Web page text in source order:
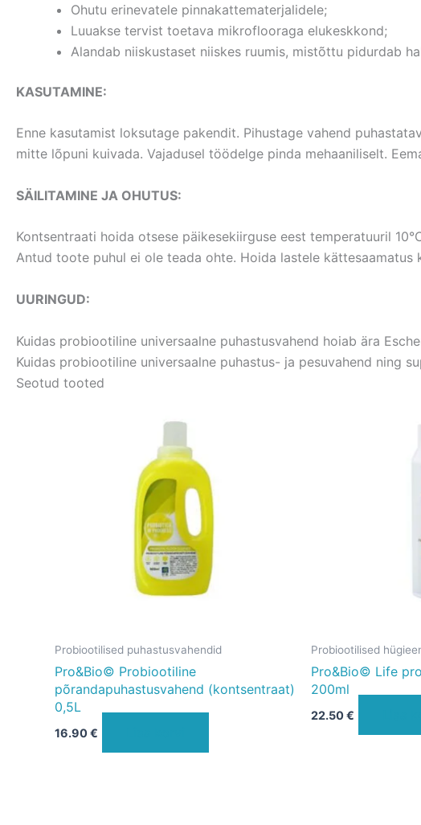
Ohutu erinevatele pinnakattematerjalidele;
Luuakse tervist toetava mikroflooraga elukeskkond;
Alandab niiskustaset niiskes ruumis, mistõttu pidurdab
KASUTAMINE:
Enne kasutamist loksutage pakendit. Pihustage vahend
mitte lõpuni kuivada. Vajadusel töödelge pinda mehaaniliselt.
SÄILITAMINE JA OHUTUS:
Kontsentraati hoida otsese päikesekiirguse eest temperatuuril
Antud toote puhul ei ole teada ohte. Hoida lastele kättesaamatus
UURINGUD:
Kuidas probiootiline universaalne puhastusvahend hoiab ära
Kuidas probiootiline universaalne puhastus- ja pesuvahend ning
Seotud tooted
Probiootilised puhastusvahendid
Pro&Bio© Probiootiline
põrandapuhastusvahend (kontsentraat)
0,5L
16.90€
Probiootilised
Pro&Bio© Life
200ml
22.50€